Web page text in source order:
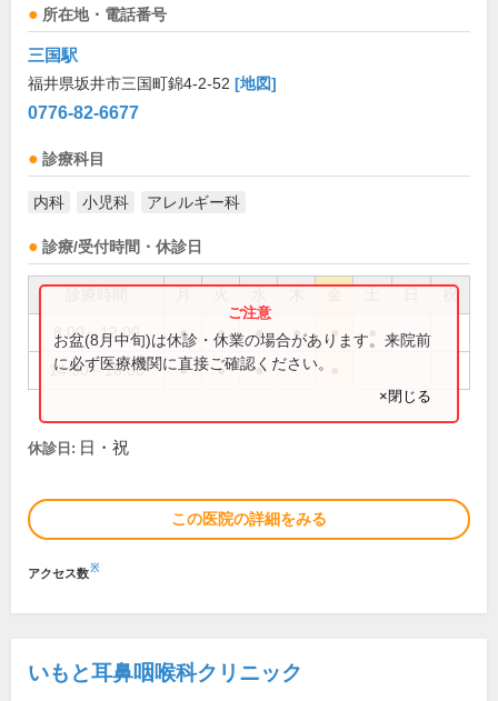
所在地・電話番号
三国駅
福井県坂井市三国町錦4-2-52 [地図]
0776-82-6677
診療科目
内科 小児科 アレルギー科
診療/受付時間・休診日
祝
8:00～12:00 ● ● ● ● ●
14:30～18:00 ● ● ●
お盆(8月中旬)は休診・休業の場合があります。来院前
に必ず医療機関に直接ご確認ください。
×閉じる
休診日: 日・祝
この医院の詳細をみる
アクセス数※
いもと耳鼻咽喉科クリニック